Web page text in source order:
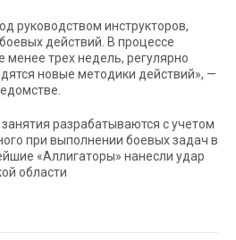
руководством инструкторов,
действий. В процессе
менее трех недель, регулярно
новые методики действий», —
разрабатываются с учетом
при выполнении боевых задач в
«Аллигаторы» нанесли удар
области